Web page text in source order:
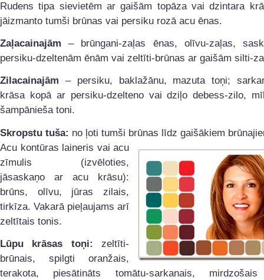
Rudens tipa sievietēm ar gaišām topāza vai dzintara
jāizmanto tumši brūnas vai persiku rozā acu ēnas.
Zaļacainajām – brūngani-zaļas ēnas, olīvu-zaļas,
persiku-dzeltenām ēnām vai zeltīti-brūnas ar gaišām silti-
Zilacainajām – persiku, baklažānu, mazuta toņi;
krāsa kopā ar persiku-dzelteno vai dziļo debess-zilo,
šampānieša toni.
Skropstu tuša: no ļoti tumši brūnas līdz gaišākiem
Acu kontūras laineris vai acu
zīmulis (izvēloties,
jāsaskaņo ar acu krāsu):
brūns, olīvu, jūras zilais,
tirkīza. Vakarā pieļaujams arī
zeltītais tonis.
Lūpu krāsas toņi: zeltīti-
brūnais, spilgti oranžais,
terakota, piesātināts tomātu-sarkanais,